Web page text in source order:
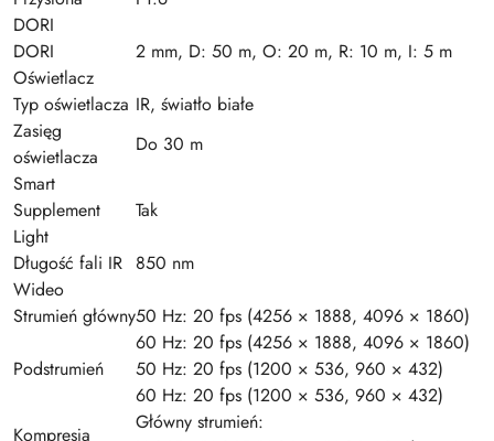
DORI
DORI
2 mm, D: 50 m, O: 20 m, R: 10 m, I: 5 m
Oświetlacz
Typ oświetlacza IR, światło białe
Zasięg
oświetlacza
Do 30 m
Smart
Supplement
Light
Tak
Długość fali IR 850 nm
Wideo
Strumień główny50 Hz: 20 fps (4256 × 1888, 4096 × 1860)
60 Hz: 20 fps (4256 × 1888, 4096 × 1860)
Podstrumień
50 Hz: 20 fps (1200 × 536, 960 × 432)
60 Hz: 20 fps (1200 × 536, 960 × 432)
Kompresja
Główny strumień: